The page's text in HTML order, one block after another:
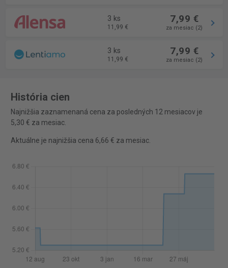
3 ks
11,99 €
7,99 €
za mesiac (2)
3 ks
11,99 €
7,99 €
za mesiac (2)
História cien
Najnižšia zaznamenaná cena za posledných 12 mesiacov je
5,30 € za mesiac.
Aktuálne je najnižšia cena 6,66 € za mesiac.